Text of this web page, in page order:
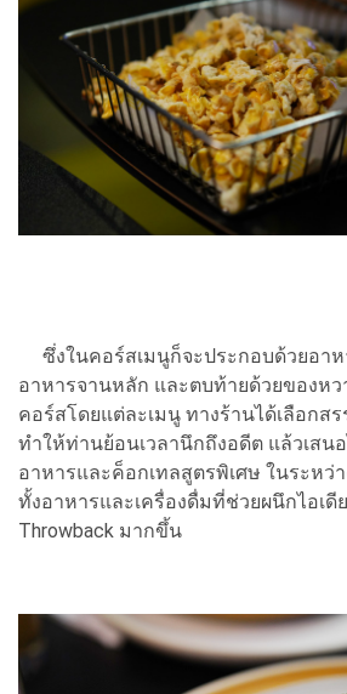
ซึ่งในคอร์สเมนูก็จะประกอบด้วยอาห
อาหารจานหลัก และตบท้ายด้วยของห
คอร์สโดยแต่ละเมนู ทางร้านได้เลือกส
ทำให้ท่านย้อนเวลานึกถึงอดีต แล้วเสน
อาหารและค็อกเทลสูตรพิเศษ ในระหว่
ทั้งอาหารและเครื่องดื่มที่ช่วยผนึกไอเดี
Throwback มากขึ้น